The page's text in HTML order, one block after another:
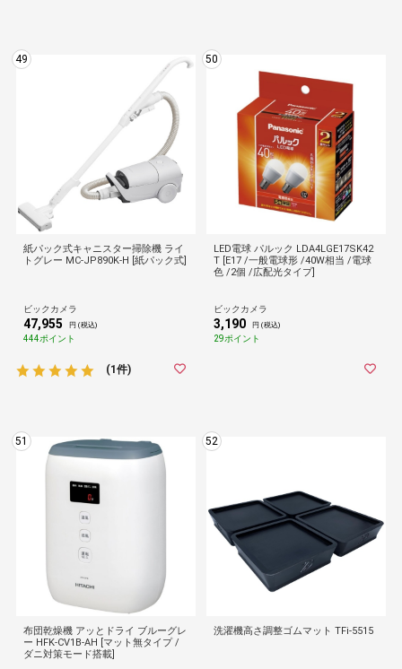
49
紙パック式キャニスター掃除機 ライ
トグレー MC-JP890K-H [紙パック式]
ビックカメラ
47,955 円 (税込)
444ポイント
(1件)
50
LED電球 パルック LDA4LGE17SK42
T [E17 /一般電球形 /40W相当 /電球
色 /2個 /広配光タイプ]
ビックカメラ
3,190 円 (税込)
29ポイント
51
布団乾燥機 アッとドライ ブルーグレ
ー HFK-CV1B-AH [マット無タイプ /
ダニ対策モード搭載]
52
洗濯機高さ調整ゴムマット TFi-5515